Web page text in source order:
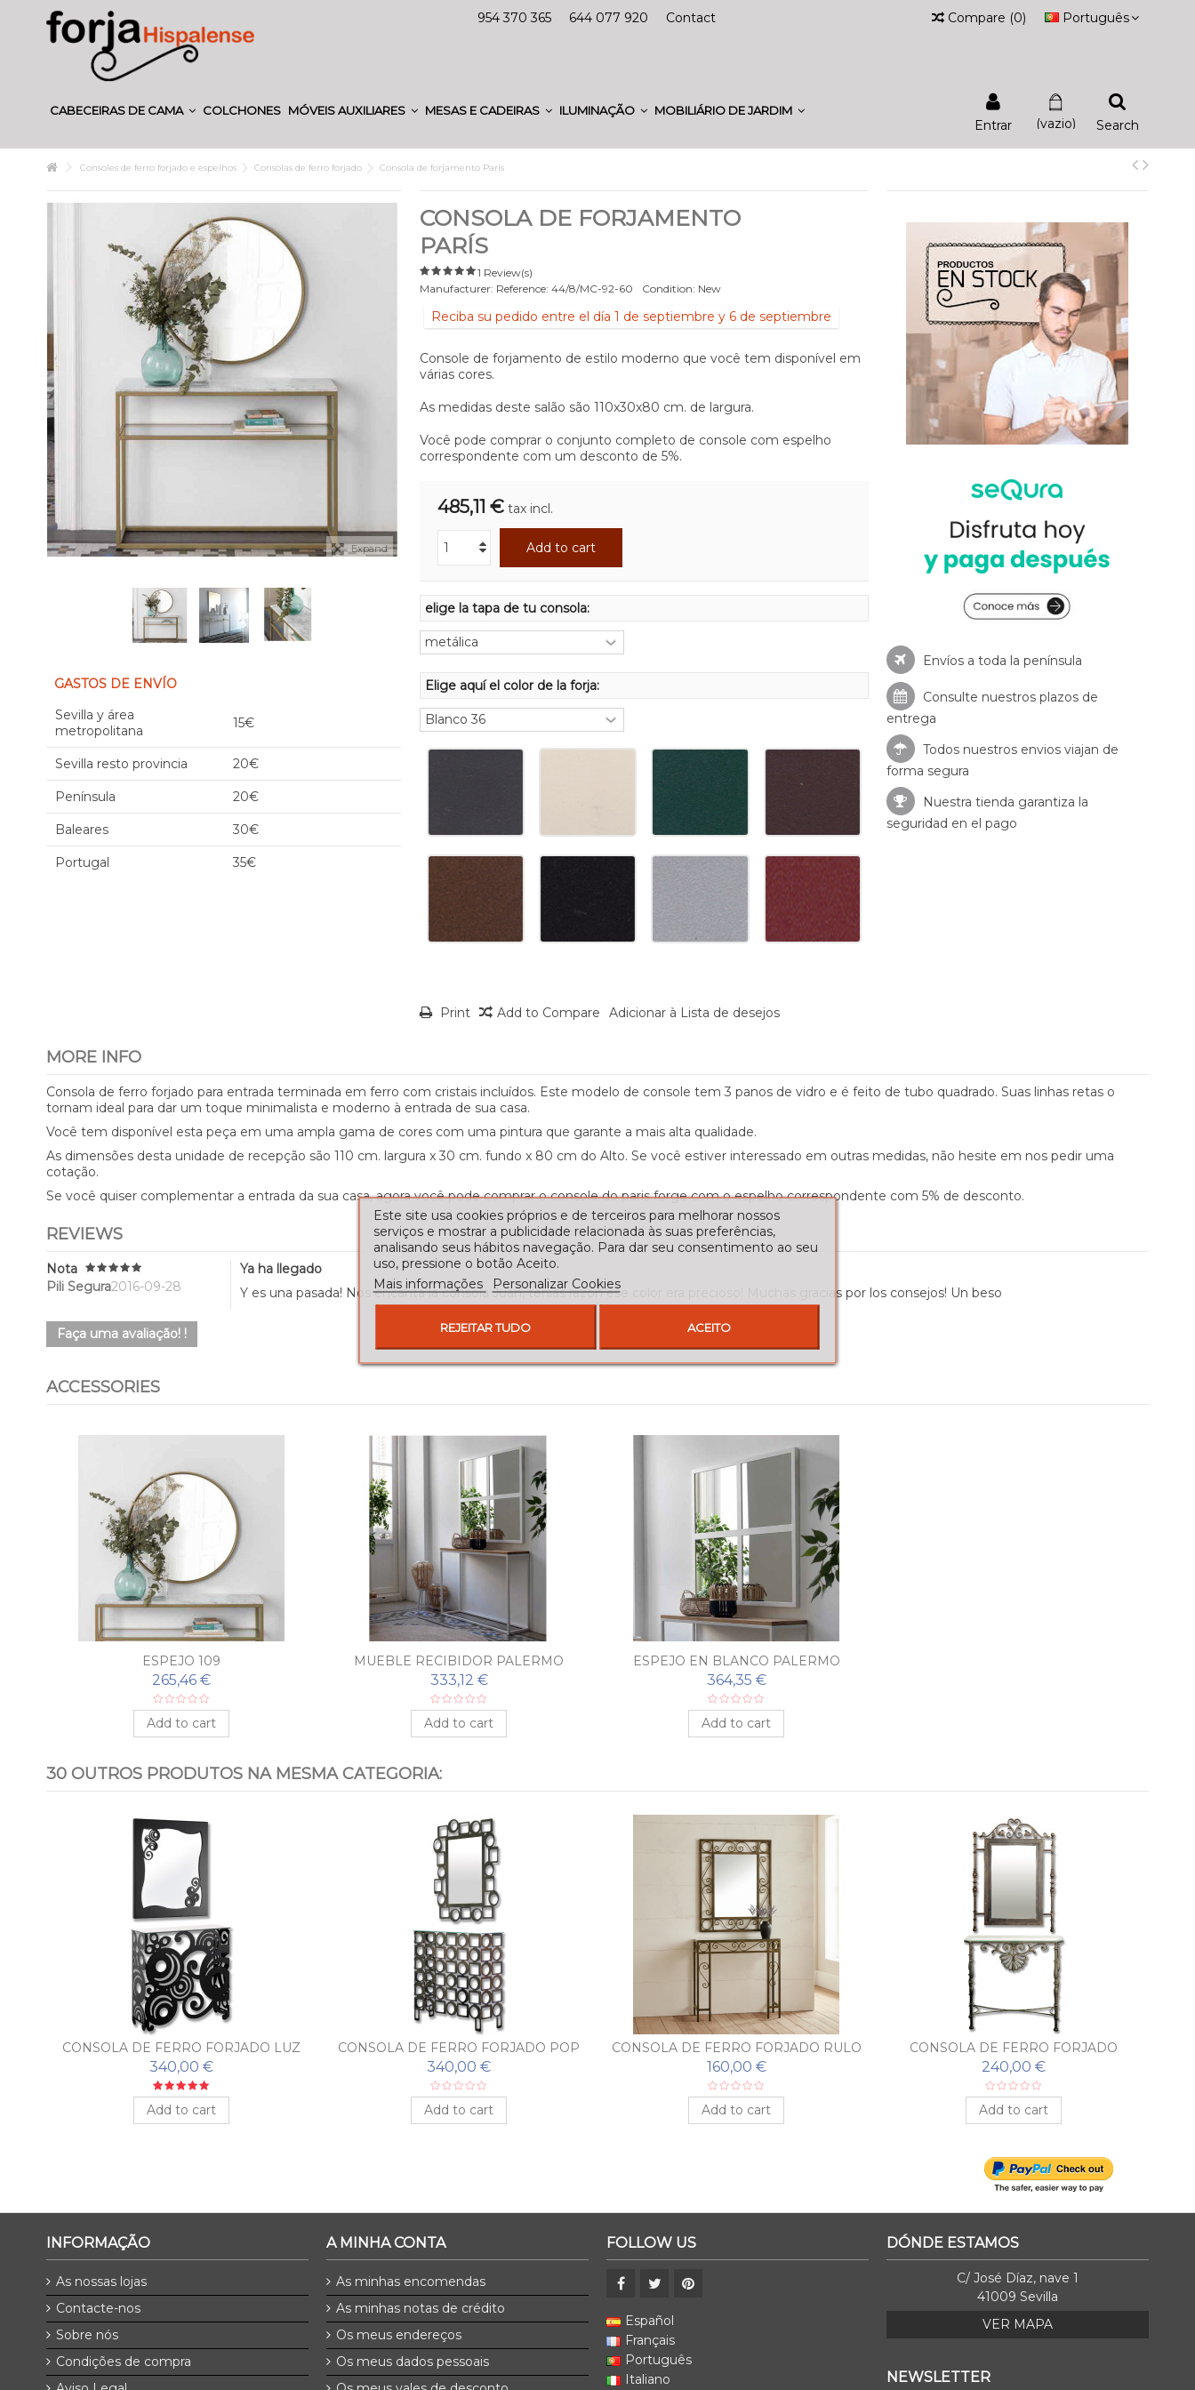
954 370 365 644 077 920 Contact Português
Compare (0)
CABECEIRAS DE CAMA COLCHONES MÓVEIS AUXILIARES MESAS E CADEIRAS ILUMINAÇÃO MOBILIÁRIO DE JARDIM
Search
(vazio)
Entrar
Consoles de ferro forjado e espelhos Consolas de ferro forjado Consola de forjamento París
Expand
GASTOS DE ENVÍO
Sevilla y área
metropolitana
15€
Sevilla resto provincia 20€
Península 20€
Baleares 30€
Portugal 35€
CONSOLA DE FORJAMENTO
PARÍS
1 Review(s)
Manufacturer: Reference: 44/8/MC-92-60 Condition: New
Reciba su pedido entre el día 1 de septiembre y 6 de septiembre
Console de forjamento de estilo moderno que você tem disponível em
várias cores.
As medidas deste salão são 110x30x80 cm. de largura.
Você pode comprar o conjunto completo de console com espelho
correspondente com um desconto de 5%.
485,11 € tax incl.
Add to cart
Elige aquí el color de la forja:
elige la tapa de tu consola:
Print Add to Compare Adicionar à Lista de desejos
Envíos a toda la península
Consulte nuestros plazos de
entrega
Todos nuestros envios viajan de
forma segura
Nuestra tienda garantiza la
seguridad en el pago
MORE INFO
Consola de ferro forjado para entrada terminada em ferro com cristais incluídos. Este modelo de console tem 3 panos de vidro e é feito de tubo quadrado. Suas linhas retas o
tornam ideal para dar um toque minimalista e moderno à entrada de sua casa.
Você tem disponível esta peça em uma ampla gama de cores com uma pintura que garante a mais alta qualidade.
As dimensões desta unidade de recepção são 110 cm. largura x 30 cm. fundo x 80 cm do Alto. Se você estiver interessado em outras medidas, não hesite em nos pedir uma
cotação.
Se você quiser complementar a entrada da sua casa, agora você pode comprar o console do paris forge com o espelho correspondente com 5% de desconto.
REVIEWS
Nota
Pili Segura2016-09-28
Ya ha llegado
Y es una pasada! Nos encanta la consola Juan, tenías razón ese color era precioso! Muchas gracias por los consejos! Un beso
Faça uma avaliação! !
ACCESSORIES
ESPEJO 109
265,46 €
Add to cart
MUEBLE RECIBIDOR PALERMO
333,12 €
Add to cart
ESPEJO EN BLANCO PALERMO
364,35 €
Add to cart
30 OUTROS PRODUTOS NA MESMA CATEGORIA:
CONSOLA DE FERRO FORJADO LUZ
COM ESPELHO
340,00 €
Add to cart
CONSOLA DE FERRO FORJADO POP
COM ESPELHO
340,00 €
Add to cart
CONSOLA DE FERRO FORJADO RULO
COM ESPELHO
160,00 €
Add to cart
CONSOLA DE FERRO FORJADO
PEINETA COM ESPELHO
240,00 €
Add to cart
INFORMAÇÃO
As nossas lojas
Contacte-nos
Sobre nós
Condições de compra
A MINHA CONTA
As minhas encomendas
As minhas notas de crédito
Os meus endereços
Os meus dados pessoais
FOLLOW US
Español
Français
Português
Italiano
DÓNDE ESTAMOS
C/ José Díaz, nave 1
41009 Sevilla
VER MAPA
NEWSLETTER
Este site usa cookies próprios e de terceiros para melhorar nossos
serviços e mostrar a publicidade relacionada às suas preferências,
analisando seus hábitos navegação. Para dar seu consentimento ao seu
uso, pressione o botão Aceito.
Mais informações
Personalizar Cookies
REJEITAR TUDO ACEITO